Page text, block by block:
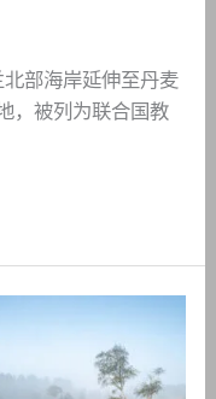
部海岸延伸至丹麦
，被列为联合国教